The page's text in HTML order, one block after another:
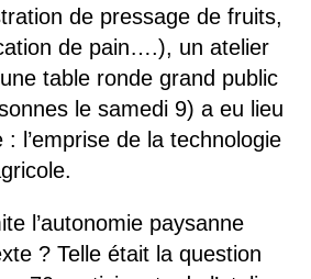
de pressage de fruits,
de pain….), un atelier
table ronde grand public
le samedi 9) a eu lieu
l’emprise de la technologie
l’autonomie paysanne
? Telle était la question